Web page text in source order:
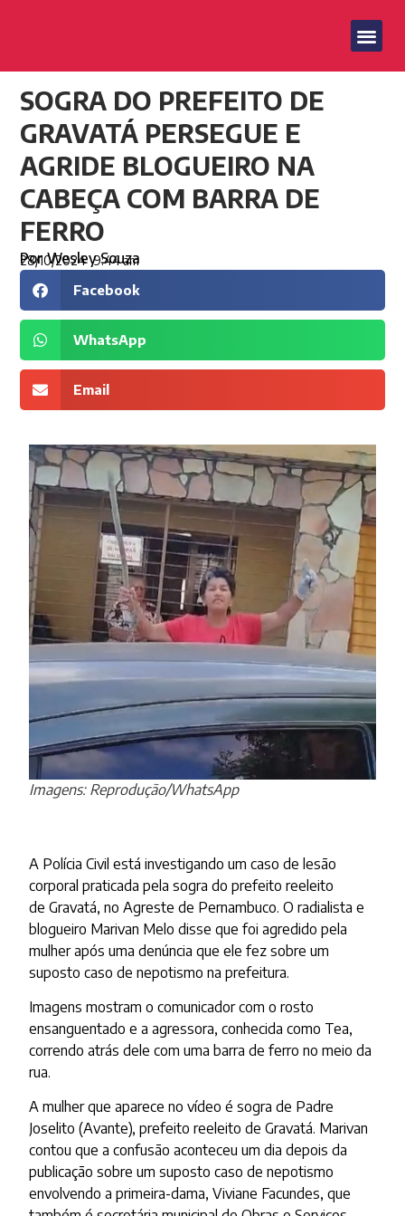
SOGRA DO PREFEITO DE
GRAVATÁ PERSEGUE E
AGRIDE BLOGUEIRO NA
CABEÇA COM BARRA DE
FERRO
PorWesley Souza
28/10/2024 9:44 am
Facebook
WhatsApp
Email
Imagens: Reprodução/WhatsApp
A Polícia Civil está investigando um caso de lesão
corporal praticada pela sogra do prefeito reeleito
de Gravatá, no Agreste de Pernambuco. O radialista e
blogueiro Marivan Melo disse que foi agredido pela
mulher após uma denúncia que ele fez sobre um
suposto caso de nepotismo na prefeitura.
Imagens mostram o comunicador com o rosto
ensanguentado e a agressora, conhecida como Tea,
correndo atrás dele com uma barra de ferro no meio da
rua.
A mulher que aparece no vídeo é sogra de Padre
Joselito (Avante), prefeito reeleito de Gravatá. Marivan
contou que a confusão aconteceu um dia depois da
publicação sobre um suposto caso de nepotismo
envolvendo a primeira-dama, Viviane Facundes, que